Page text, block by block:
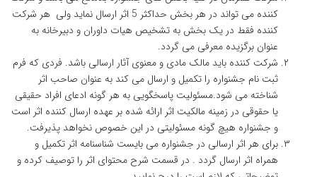
کننده می تواند در هر بخش حداکثر 5 اثر ارسال نماید ولی هر شرکت
کننده فقط در یک بخش به تشخیص هیات داوران و دبیرخانه به
عنوان برگزیده معرفی می گردد.
شرکت کننده باید مالک مادی و معنوی آثار ارسالی باشد. فردی که فرم
ثبت نام جشنواره را تکمیل و ارسال می کند به عنوان صاحب اثر
شناخته می شود.مسئولیت پاسخگویی به هر گونه ادعای افراد حقیقی
یا حقوقی در زمینه مالکیت اثر ارائه شده بر عهده ارسال کننده اثر است
و جشنواره هیچ گونه مسئولیتی در این خصوص نخواهد پذیرفت.
برای هر اثر ارسالی در جشنواره می بایست شناسنامه اثر تکمیل و
همراه اثر ارسال گردد . در قسمت شرح محتوای اثر را توصیف کرده و